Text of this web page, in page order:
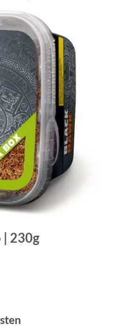
| 230g